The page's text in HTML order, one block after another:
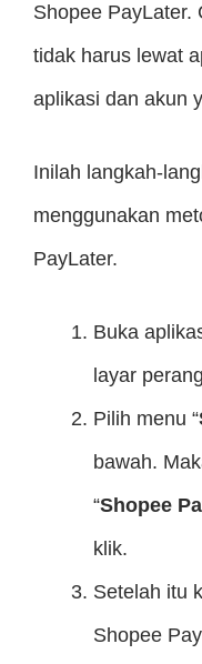
Shopee PayLater.
tidak harus lewat
aplikasi dan akun
Inilah langkah-
menggunakan
PayLater.
Buka
layar
Pilih menu “
bawah.
“Shopee
klik.
Setelah itu
Shopee